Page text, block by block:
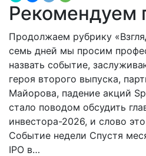
Рекомендуем
Продолжаем рубрику
семь дней мы просим
назвать событие,
героя второго выпуска,
Майорова, падение акций
стало поводом обсудить
инвестора-2026, и слово
Событие недели Спустя
IPO в…